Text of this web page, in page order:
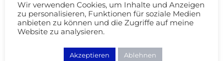
Wir verwenden Cookies, um Inhalte und Anzeigen
zu personalisieren, Funktionen für soziale Medien
anbieten zu können und die Zugriffe auf meine
Website zu analysieren.
Akzeptieren Ablehnen